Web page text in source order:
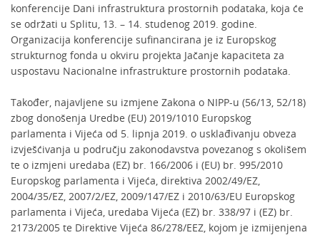
konferencije Dani infrastruktura prostornih podataka, koja će
se održati u Splitu, 13. – 14. studenog 2019. godine.
Organizacija konferencije sufinancirana je iz Europskog
strukturnog fonda u okviru projekta Jačanje kapaciteta za
uspostavu Nacionalne infrastrukture prostornih podataka.
Također, najavljene su izmjene Zakona o NIPP-u (56/13, 52/18)
zbog donošenja Uredbe (EU) 2019/1010 Europskog
parlamenta i Vijeća od 5. lipnja 2019. o usklađivanju obveza
izvješćivanja u području zakonodavstva povezanog s okolišem
te o izmjeni uredaba (EZ) br. 166/2006 i (EU) br. 995/2010
Europskog parlamenta i Vijeća, direktiva 2002/49/EZ,
2004/35/EZ, 2007/2/EZ, 2009/147/EZ i 2010/63/EU Europskog
parlamenta i Vijeća, uredaba Vijeća (EZ) br. 338/97 i (EZ) br.
2173/2005 te Direktive Vijeća 86/278/EEZ, kojom je izmijenjena